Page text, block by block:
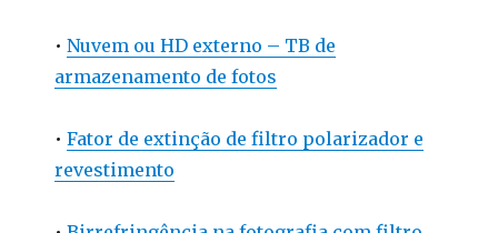
•Nuvem ou HD externo – TB de
armazenamento de fotos
•Fator de extinção de filtro polarizador e
revestimento